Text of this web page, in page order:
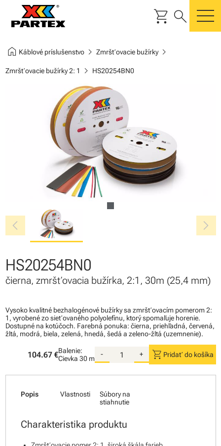
shopping_cart search
home Káblové príslušenstvochevron_right Zmršťovacie bužírkychevron_right
Zmršťovacie bužírky 2: 1 chevron_right HS20254BN0
chevron_left chevron_right
HS20254BN0
čierna, zmršťovacia bužírka, 2:1, 30m (25,4 mm)
Vysoko kvalitné bezhalogénové bužírky sa zmršťovacím pomerom 2:
1, vyrobené zo sieťovaného polyolefínu, ktorý spomaľuje horenie.
Dostupné na kotúčoch. Farebná ponuka: čierna, priehľadná, červená,
žltá, modrá, biela, zelená, hnedá, šedá a zeleno-žltá (uzemnenie).
104.67 €Balenie:
Cievka 30 m
- + shopping_cart Pridať do košíka
Popis Vlastnosti
Súbory na
stiahnutie
Charakteristika produktu